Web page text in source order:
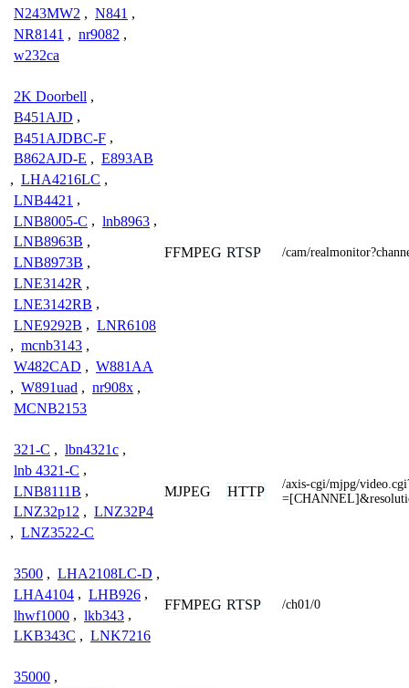
N243MW2 , N841 ,
NR8141 , nr9082 ,
w232ca
2K Doorbell ,
B451AJD ,
B451AJDBC-F ,
B862AJD-E , E893AB
, LHA4216LC ,
LNB4421 ,
LNB8005-C , lnb8963 ,
LNB8963B ,
LNB8973B ,
LNE3142R ,
LNE3142RB ,
LNE9292B , LNR6108
, mcnb3143 ,
W482CAD , W881AA
, W891uad , nr908x ,
MCNB2153
FFMPEG RTSP /cam/
321-C , lbn4321c ,
lnb 4321-C ,
LNB8111B ,
LNZ32p12 , LNZ32P4
, LNZ3522-C
MJPEG HTTP
/axis-cgi/mjpg/
3500 , LHA2108LC-D ,
LHA4104 , LHB926 ,
lhwf1000 , lkb343 ,
LKB343C , LNK7216
FFMPEG RTSP /ch01/0
35000 ,